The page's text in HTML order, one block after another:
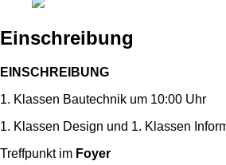
Einschreibung
EINSCHREIBUNG
1. Klassen Bautechnik um 10:00 Uhr
1. Klassen Design und 1. Klassen
Treffpunkt im Foyer